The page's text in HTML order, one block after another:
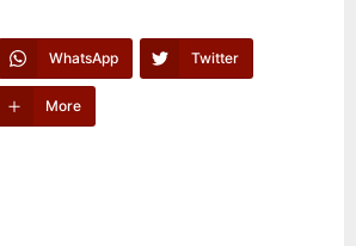
WhatsApp Twitter
More